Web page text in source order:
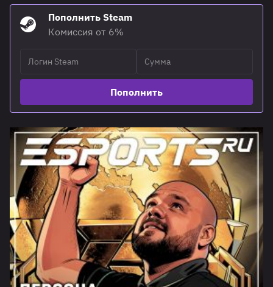
Пополнить Steam
Комиссия от 6%
Пополнить